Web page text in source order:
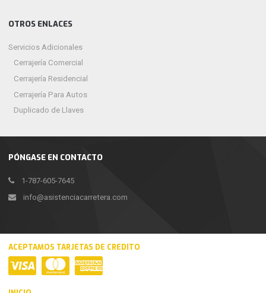
PÓNGASE EN CONTACTO
1-787-605-7645
info@asistenciacarretera.com
OTROS ENLACES
Servicios Adicionales
Cerrajería Comercial
Cerrajería Residencial
Cerrajería Para Autos
Duplicado de Llaves
ACEPTAMOS TARJETAS DE CREDITO